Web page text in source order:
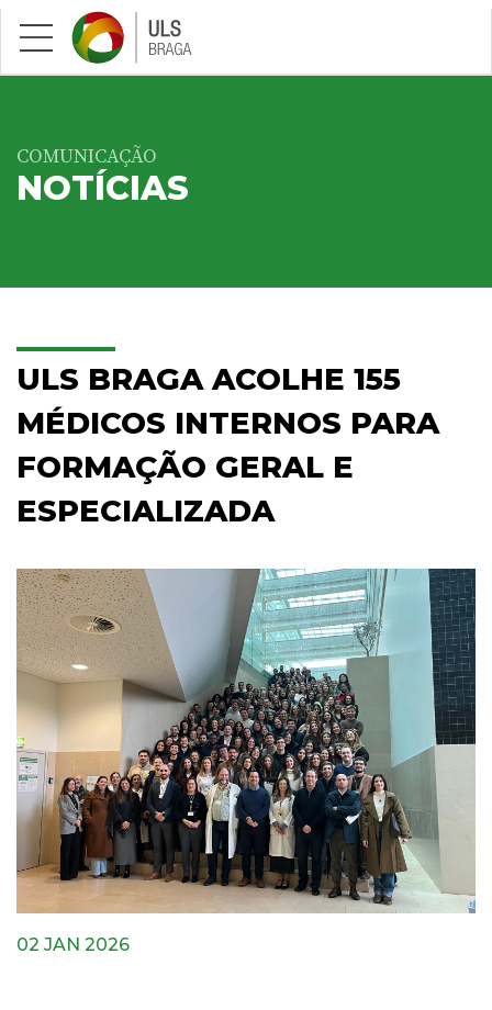
Saltar para conteúdo principal
COMUNICAÇÃO
NOTÍCIAS
ULS BRAGA ACOLHE 155
MÉDICOS INTERNOS PARA
FORMAÇÃO GERAL E
ESPECIALIZADA
02 JAN 2026